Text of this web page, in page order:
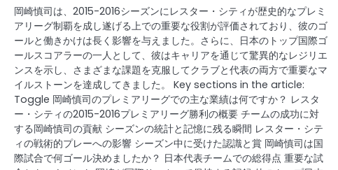
岡崎慎司は、2015-2016シーズンにレスター・シティが歴史的なプレミ
アリーグ制覇を成し遂げる上での重要な役割が評価されており、彼のゴ
ールと働きかけは長く影響を与えました。さらに、日本のトップ国際ゴ
ールスコアラーの一人として、彼はキャリアを通じて驚異的なレジリエ
ンスを示し、さまざまな課題を克服してクラブと代表の両方で重要なマ
イルストーンを達成してきました。 Key sections in the article:
Toggle 岡崎慎司のプレミアリーグでの主な業績は何ですか？ レスタ
ー・シティの2015-2016プレミアリーグ勝利の概要 チームの成功に対
する岡崎慎司の貢献 シーズンの統計と記憶に残る瞬間 レスター・シテ
ィの戦術的プレーへの影響 シーズン中に受けた認識と賞 岡崎慎司は国
際試合で何ゴール決めましたか？ 日本代表チームでの総得点 重要な試